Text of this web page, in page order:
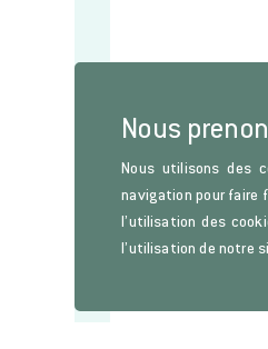
Nous
Nous utilisons des
navigation pour faire
l’utilisation des
l’utilisation de notre